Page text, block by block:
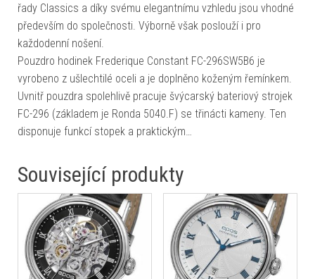
řady Classics a díky svému elegantnímu vzhledu jsou vhodné
především do společnosti. Výborně však poslouží i pro
každodenní nošení.
Pouzdro hodinek Frederique Constant FC-296SW5B6 je
vyrobeno z ušlechtilé oceli a je doplněno koženým řemínkem.
Uvnitř pouzdra spolehlivě pracuje švýcarský bateriový strojek
FC-296 (základem je Ronda 5040.F) se třinácti kameny. Ten
disponuje funkcí stopek a praktickým…
Související produkty